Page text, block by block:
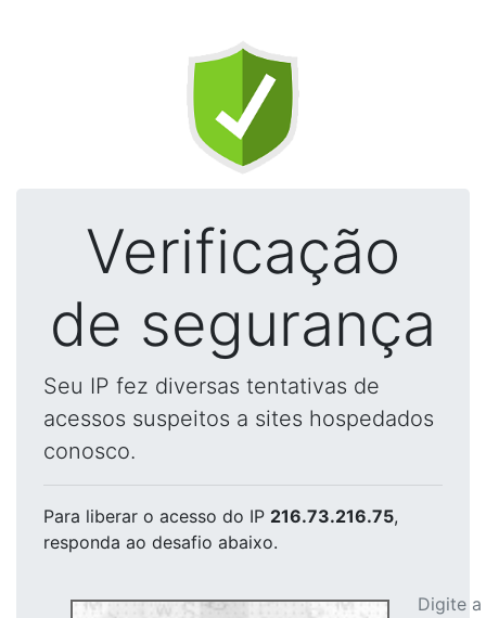
Verificação
de segurança
Seu IP fez diversas tentativas de
acessos suspeitos a sites hospedados
conosco.
Para liberar o acesso do IP 216.73.216.75,
responda ao desafio abaixo.
Digite